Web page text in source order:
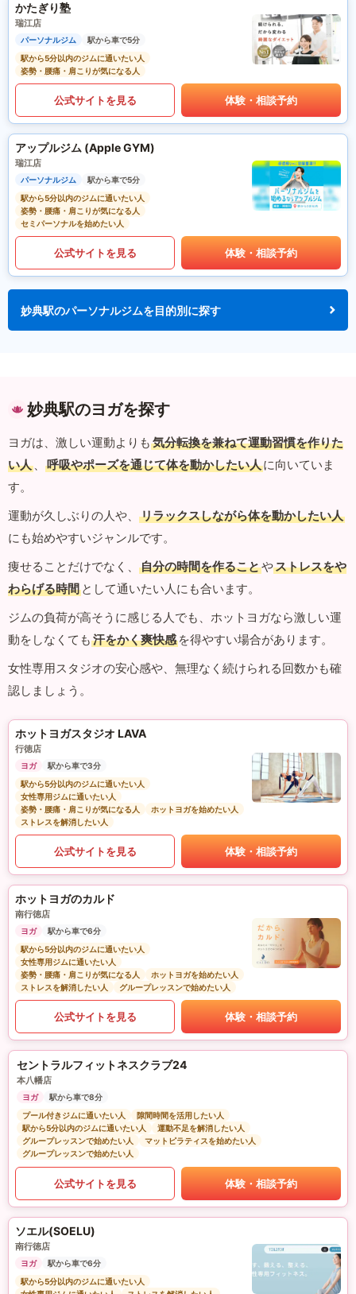
かたぎり塾
瑞江店
パーソナルジム
駅から車で5分
駅から5分以内のジムに通いたい人
姿勢・腰痛・肩こりが気になる人
公式サイトを見る 体験・相談予約
アップルジム (Apple GYM)
瑞江店
パーソナルジム
駅から車で5分
駅から5分以内のジムに通いたい人
姿勢・腰痛・肩こりが気になる人
セミパーソナルを始めたい人
公式サイトを見る 体験・相談予約
妙典駅のパーソナルジムを目的別に探す
妙典駅のヨガを探す
ヨガは、激しい運動よりも 気分転換を兼ねて運動習慣を作りた
い人 、 呼吸やポーズを通じて体を動かしたい人に向いていま
す。
運動が久しぶりの人や、
リラックスしながら体を動かしたい人
にも始めやすいジャンルです。
痩せることだけでなく、
自分の時間を作ることやストレスをや
わらげる時間 として通いたい人にも合います。
ジムの負荷が高そうに感じる人でも、ホットヨガなら激しい運
動をしなくても 汗をかく爽快感 を得やすい場合があります。
女性専用スタジオの安心感や、無理なく続けられる回数かも確
認しましょう。
ホットヨガスタジオ LAVA
行徳店
ヨガ
駅から車で3分
駅から5分以内のジムに通いたい人
女性専用ジムに通いたい人
姿勢・腰痛・肩こりが気になる人
ホットヨガを始めたい人
ストレスを解消したい人
公式サイトを見る 体験・相談予約
ホットヨガのカルド
南行徳店
ヨガ
駅から車で6分
駅から5分以内のジムに通いたい人
女性専用ジムに通いたい人
姿勢・腰痛・肩こりが気になる人
ホットヨガを始めたい人
ストレスを解消したい人
グループレッスンで始めたい人
公式サイトを見る 体験・相談予約
セントラルフィットネスクラブ24
本八幡店
ヨガ
駅から車で8分
プール付きジムに通いたい人
隙間時間を活用したい人
駅から5分以内のジムに通いたい人
運動不足を解消したい人
グループレッスンで始めたい人
マットピラティスを始めたい人
グループレッスンで始めたい人
公式サイトを見る 体験・相談予約
ソエル(SOELU)
南行徳店
ヨガ
駅から車で6分
駅から5分以内のジムに通いたい人